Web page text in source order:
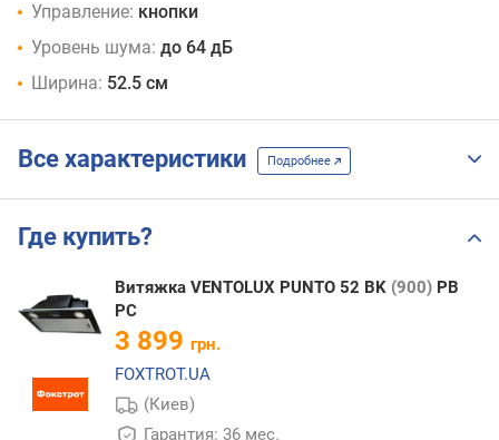
Управление: кнопки
Уровень шума: до 64 дБ
Ширина: 52.5 см
Все характеристики Подробнее
Где купить?
Витяжка VENTOLUX PUNTO 52 BK (900) PB
PC
3 899 грн.
FOXTROT.UA
(Киев)
Гарантия: 36 мес.